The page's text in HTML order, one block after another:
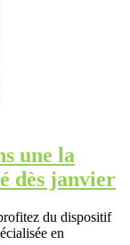
une la
dès janvier
du dispositif
en